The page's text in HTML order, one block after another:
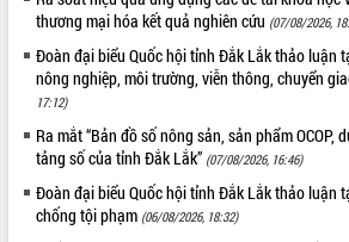
để phát triển du lịch Đắk Lắk
Khởi động Dự án Đầu tư xây dựng hạ
tầng kỹ thuật Cụm công nghiệp Tân
Tiến
Gặp mặt các cơ quan báo chí nhân Kỷ
niệm 101 năm Ngày Báo chí Cách
mạng Việt Nam
Đắk Lắk sơ kết 4 năm triển khai thực
hiện Đề án 06 của Chính phủ
thương mại hóa kết quả nghiên cứu (07/08/2026,
Đoàn đại biểu Quốc hội tỉnh Đắk Lắk thảo luận
nông nghiệp, môi trường, viễn thông, chuyển
17:12)
Ra mắt “Bản đồ số nông sản, sản phẩm OCOP,
tảng số của tỉnh Đắk Lắk” (07/08/2026, 16:46)
Đoàn đại biểu Quốc hội tỉnh Đắk Lắk thảo luận
chống tội phạm (06/08/2026, 18:32)